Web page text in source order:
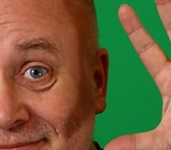
REFERENZEN ERFAHRUNGEN UND
NEWSLETTER